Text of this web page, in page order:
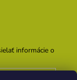
informácie o